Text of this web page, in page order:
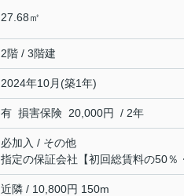
27.68㎡
2階 / 3階建
2024年10月(築1年)
有 損害保険 20,000円 / 2年
必加入 / その他
指定の保証会社【初回総賃料の50％
近隣 / 10,800円 150m